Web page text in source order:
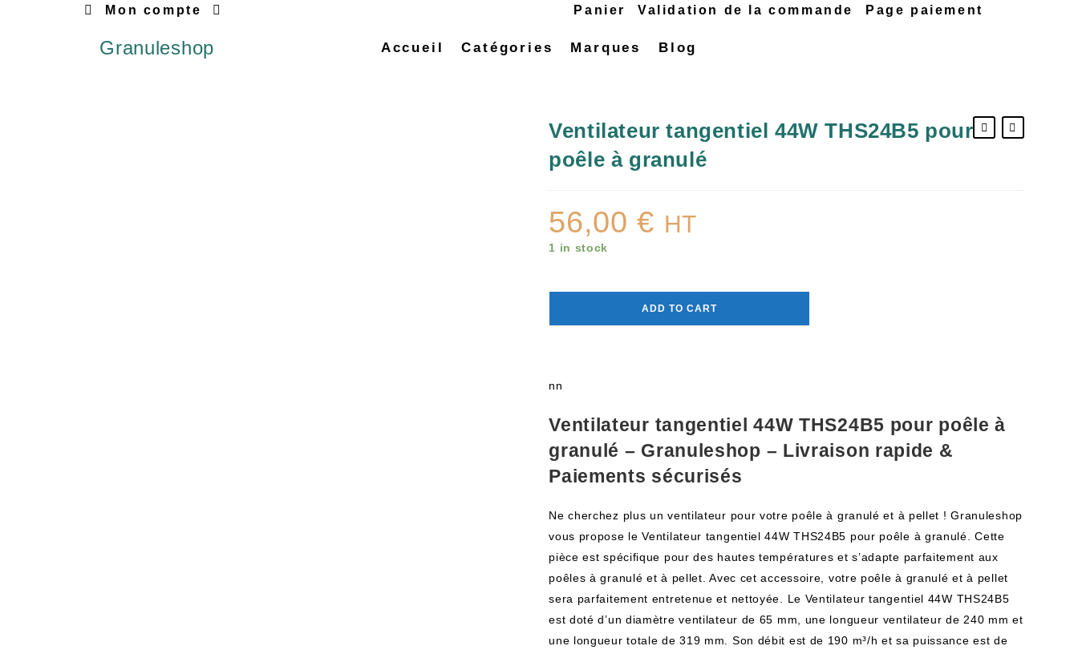
Panier Validation de la commande Page paiement
Mon compte
Granuleshop Accueil Catégories Marques Blog
Ventilateur tangentiel 44W THS24B5 pour
poêle à granulé
56,00€ HT
1 in stock
ADD TO CART
nn
Ventilateur tangentiel 44W THS24B5 pour poêle à
granulé – Granuleshop – Livraison rapide &
Paiements sécurisés
Ne cherchez plus un ventilateur pour votre poêle à granulé et à pellet ! Granuleshop
vous propose le Ventilateur tangentiel 44W THS24B5 pour poêle à granulé. Cette
pièce est spécifique pour des hautes températures et s’adapte parfaitement aux
poêles à granulé et à pellet. Avec cet accessoire, votre poêle à granulé et à pellet
sera parfaitement entretenue et nettoyée. Le Ventilateur tangentiel 44W THS24B5
est doté d’un diamètre ventilateur de 65 mm, une longueur ventilateur de 240 mm et
une longueur totale de 319 mm. Son débit est de 190 m³/h et sa puissance est de